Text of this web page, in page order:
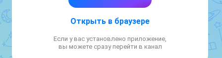
Открыть в браузере
Если у вас установлено приложение,
вы можете сразу перейти в канал